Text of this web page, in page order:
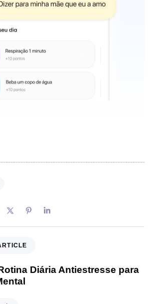
Diária Antiestresse para